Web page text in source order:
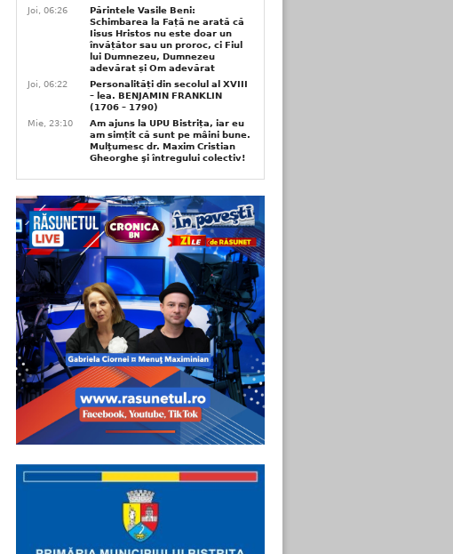
Joi, 06:26
Părintele Vasile Beni:
Schimbarea la Față ne arată că
Iisus Hristos nu este doar un
învățător sau un proroc, ci Fiul
lui Dumnezeu, Dumnezeu
adevărat și Om adevărat
Joi, 06:22
Personalități din secolul al XVIII
– lea. BENJAMIN FRANKLIN
(1706 – 1790)
Mie, 23:10
Am ajuns la UPU Bistrița, iar eu
am simțit că sunt pe mâini bune.
Mulţumesc dr. Maxim Cristian
Gheorghe şi întregului colectiv!